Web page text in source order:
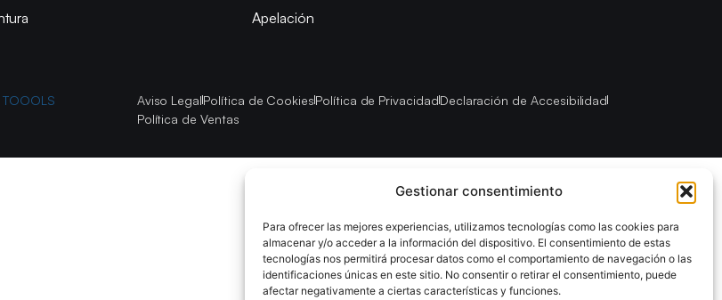
Gestionar consentimiento
Para ofrecer las mejores experiencias, utilizamos tecnologías como las cookies para
almacenar y/o acceder a la información del dispositivo. El consentimiento de estas
tecnologías nos permitirá procesar datos como el comportamiento de navegación o las
identificaciones únicas en este sitio. No consentir o retirar el consentimiento, puede
afectar negativamente a ciertas características y funciones.
Apelación
TOOOLS Aviso LegalPolítica de CookiesPolítica de PrivacidadDeclaración de Accesibilidad
Política de Ventas